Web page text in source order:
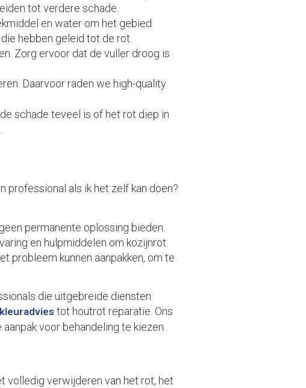
tot verdere schade.
en water om het gebied
hebben geleid tot de rot.
Zorg ervoor dat de vuller droog is
Daarvoor raden we high-quality
schade teveel is of het rot diep in
professional als ik het zelf kan doen?
permanente oplossing bieden.
en hulpmiddelen om kozijnrot
probleem kunnen aanpakken, om te
die uitgebreide diensten
kleuradvies tot houtrot reparatie. Ons
voor behandeling te kiezen.
volledig verwijderen van het rot, het